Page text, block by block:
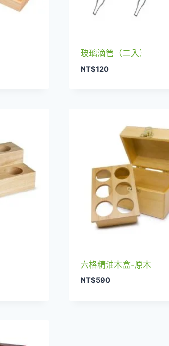
玻璃滴管（二入）
NT$120
六格精油木盒-原木
NT$590